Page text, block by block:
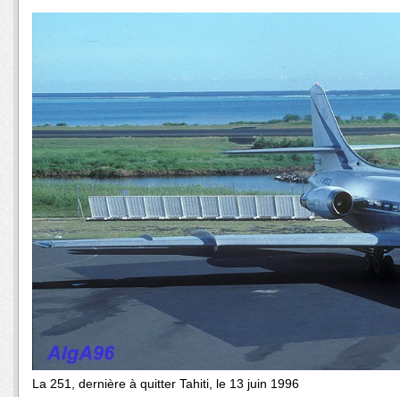
La 251, dernière à quitter Tahiti, le 13 juin 1996